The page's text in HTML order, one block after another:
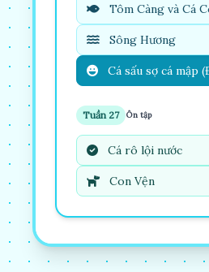
Tôm Càng và Cá
Sông Hương
Cá sấu sợ cá mập
Tuần 27 Ôn tập
Cá rô lội nước
Con Vện